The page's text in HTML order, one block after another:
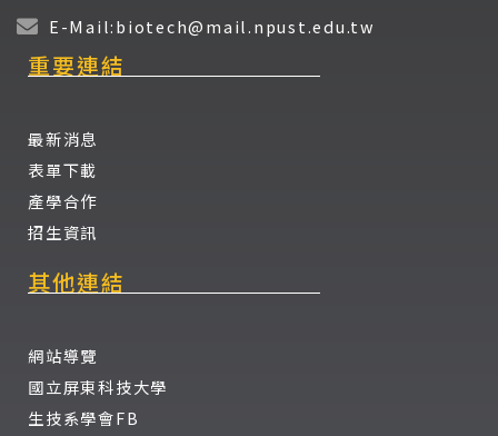
E-Mail:biotech@mail.npust.edu.tw
重要連結
最新消息
表單下載
產學合作
招生資訊
其他連結
網站導覽
國立屏東科技大學
生技系學會FB